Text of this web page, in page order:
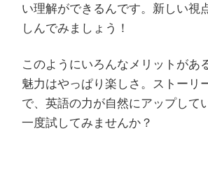
い理解ができるんです。新しい視
しんでみましょう！
このようにいろんなメリットがあ
魅力はやっぱり楽しさ。ストーリ
で、英語の力が自然にアップして
一度試してみませんか？